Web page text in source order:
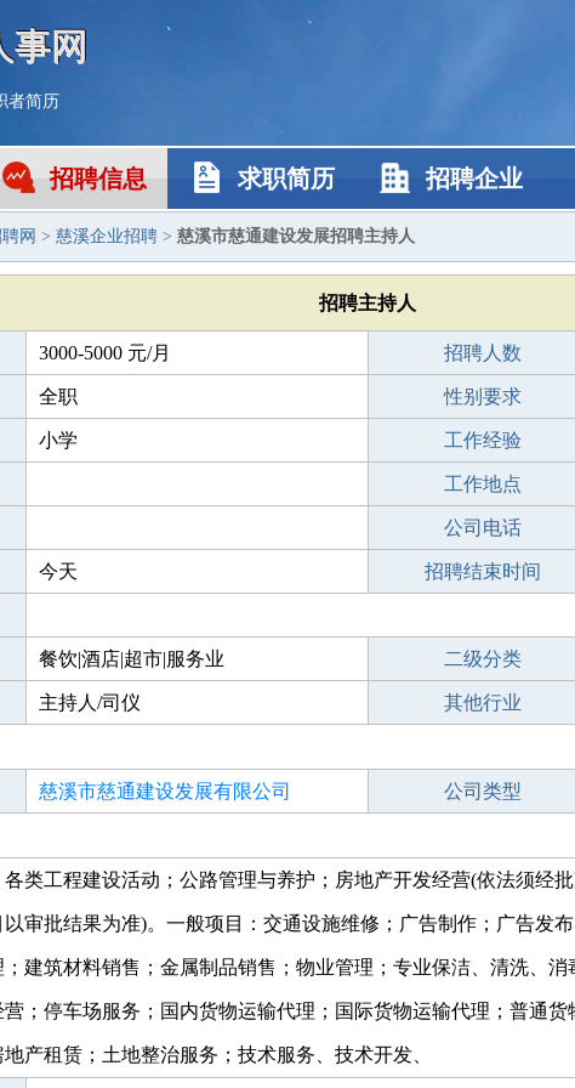
事网
者简历
招聘信息 求职简历 招聘企业
网 > 慈溪企业招聘 > 慈溪市慈通建设发展招聘主持人
招聘主持人
3000-5000 元/月 招聘人数
全职 性别要求
小学 工作经验
工作地点
公司电话
今天 招聘结束时间
餐饮|酒店|超市|服务业 二级分类
主持人/司仪 其他行业
慈溪市慈通建设发展有限公司 公司类型
类工程建设活动；公路管理与养护；房地产开发经营(依法须经
审批结果为准)。一般项目：交通设施维修；广告制作；广告发
建筑材料销售；金属制品销售；物业管理；专业保洁、清洗、
；停车场服务；国内货物运输代理；国际货物运输代理；普通
产租赁；土地整治服务；技术服务、技术开发、